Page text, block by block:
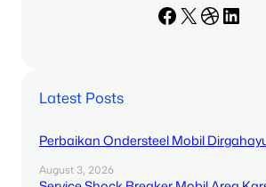
Facebook X Dribbble LinkedIn
Latest Posts
Perbaikan Ondersteel Mobil
August 3, 2026